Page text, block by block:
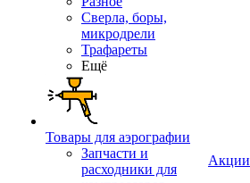
Сверла, боры,
микродрели
Трафареты
Ещё
Товары для аэрографии
Запчасти и
расходники для
Акции